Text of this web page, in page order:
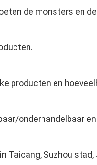
de monsters en
producten en
onderhandelbaar
Taicang, Suzhou